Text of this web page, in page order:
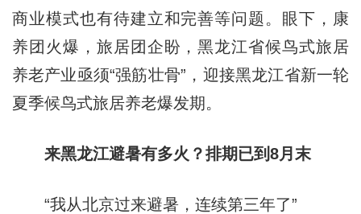
商业模式也有待建立和完善等问题。眼下，康
养团火爆，旅居团企盼，黑龙江省候鸟式旅居
养老产业亟须“强筋壮骨”，迎接黑龙江省新一轮
夏季候鸟式旅居养老爆发期。
来黑龙江避暑有多火？排期已到8月末
“我从北京过来避暑，连续第三年了”